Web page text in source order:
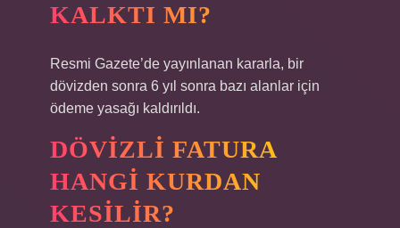
KALKTI MI?
Resmi Gazete’de yayınlanan kararla, bir
dövizden sonra 6 yıl sonra bazı alanlar için
ödeme yasağı kaldırıldı.
DÖVIZLI FATURA
HANGI KURDAN
KESILIR?